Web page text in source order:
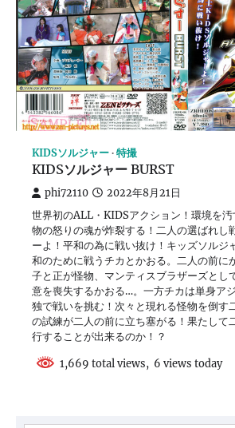
KIDSソルジャー 特撮
KIDSソルジャー BURST
phi72110 2022年8月21日
世界初のALL・KIDSアクション！環境を汚
物の怒りの魂が炸裂する！二人の選ばれし
ーよ！平和の為に戦い抜け！キッズソルジ
和のために戦うチカとかおる。二人の前に
子と正が怪物、マンティスブラザーズとし
意を喪失するかおる…。一方チカは単身ア
独で戦いを挑む！次々と現れる怪物を倒す
の試練が二人の前に立ち塞がる！果たして
行することが出来るのか！？
1,669 total views, 6 views today